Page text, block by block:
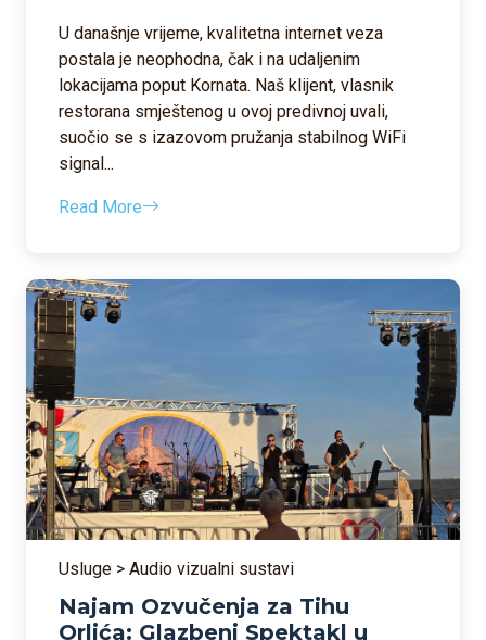
U današnje vrijeme, kvalitetna internet veza
postala je neophodna, čak i na udaljenim
lokacijama poput Kornata. Naš klijent, vlasnik
restorana smještenog u ovoj predivnoj uvali,
suočio se s izazovom pružanja stabilnog WiFi
signal...
Read More
Usluge > Audio vizualni sustavi
Najam Ozvučenja za Tihu
Orlića: Glazbeni Spektakl u